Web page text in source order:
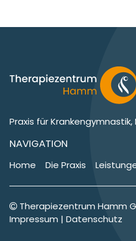
Praxis für
NAVIGATION
Home Die Praxis
Therapiezentrum Hamm
Impressum | Datenschutz